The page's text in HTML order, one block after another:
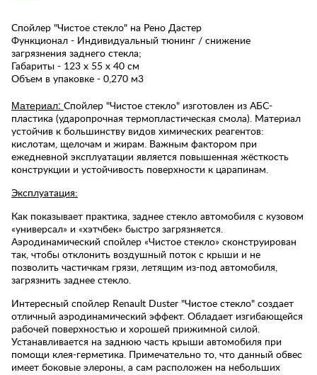
Спойлер "Чистое стекло" на Рено Дастер
Функционал - Индивидуальный тюнинг / снижение
загрязнения заднего стекла;
Габариты - 123 х 55 х 40 см
Объем в упаковке - 0,270 м3
Материал: Спойлер "Чистое стекло" изготовлен из АБС-
пластика (ударопрочная термопластическая смола). Материал
устойчив к большинству видов химических реагентов:
кислотам, щелочам и жирам. Важным фактором при
ежедневной эксплуатации является повышенная жёсткость
конструкции и устойчивость поверхности к царапинам.
Эксплуатация:
Как показывает практика, заднее стекло автомобиля с кузовом
«универсал» и «хэтчбек» быстро загрязняется.
Аэродинамический спойлер «Чистое стекло» сконструирован
так, чтобы отклонить воздушный поток с крыши и не
позволить частичкам грязи, летящим из-под автомобиля,
загрязнить заднее стекло.
Интересный спойлер Renault Duster "Чистое стекло" создает
отличный аэродинамический эффект. Обладает изгибающейся
рабочей поверхностью и хорошей прижимной силой.
Устанавливается на заднюю часть крыши автомобиля при
помощи клея-герметика. Примечательно то, что данный обвес
имеет боковые элероны, а сам расположен на небольших